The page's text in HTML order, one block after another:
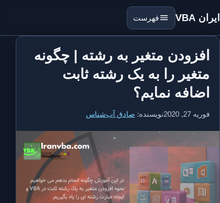
ایران VBA فهرست
افزودن متغیر به رشته | چگونه
متغیر را به یک رشته ثابت
اضافه نمایم؟
فوریه 27, 2020 نویسنده: صادق آب‌شناس